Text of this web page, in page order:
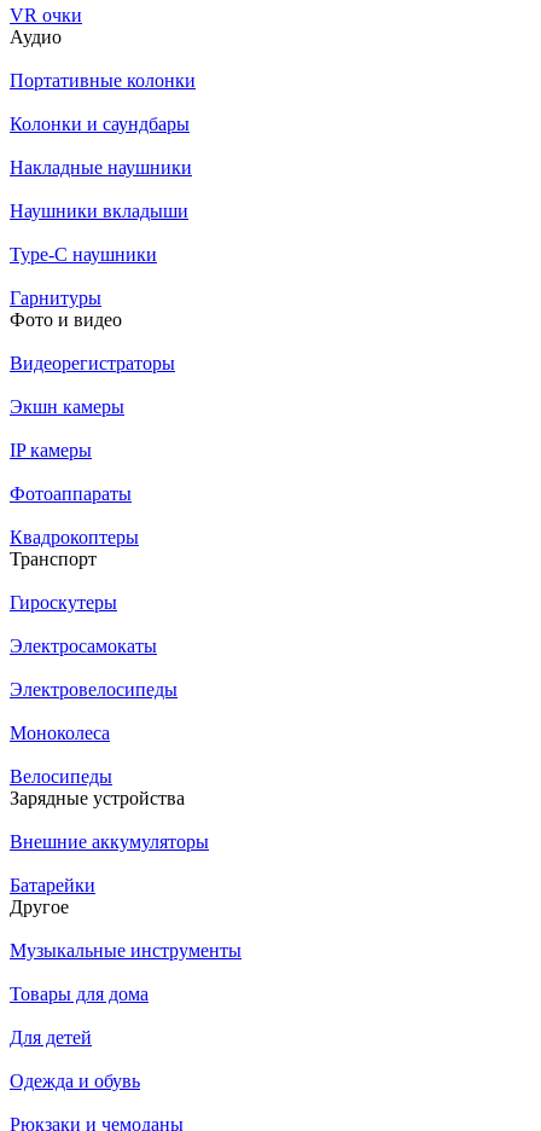
VR очки
Аудио
Портативные колонки
Колонки и саундбары
Накладные наушники
Наушники вкладыши
Type-C наушники
Гарнитуры
Фото и видео
Видеорегистраторы
Экшн камеры
IP камеры
Фотоаппараты
Квадрокоптеры
Транспорт
Гироскутеры
Электросамокаты
Электровелосипеды
Моноколеса
Велосипеды
Зарядные устройства
Внешние аккумуляторы
Батарейки
Другое
Музыкальные инструменты
Товары для дома
Для детей
Одежда и обувь
Рюкзаки и чемоданы